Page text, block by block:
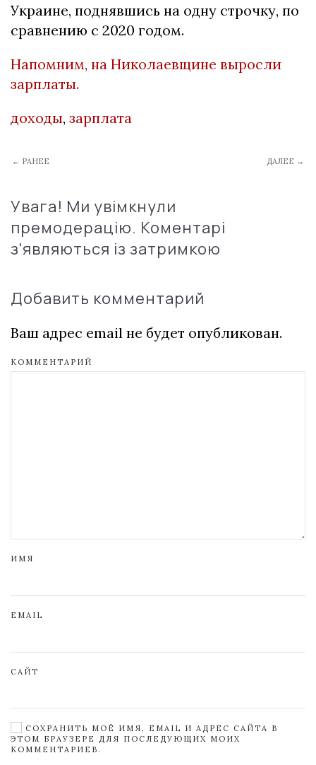
Украине, поднявшись на одну строчку, по
сравнению с 2020 годом.
Напомним, на Николаевщине выросли
зарплаты.
доходы, зарплата
← РАНЕЕ ДАЛЕЕ →
Увага! Ми увімкнули
премодерацію. Коментарі
з'являються із затримкою
Добавить комментарий
Ваш адрес email не будет опубликован.
КОММЕНТАРИЙ
ИМЯ
EMAIL
САЙТ
СОХРАНИТЬ МОЁ ИМЯ, EMAIL И АДРЕС САЙТА В
ЭТОМ БРАУЗЕРЕ ДЛЯ ПОСЛЕДУЮЩИХ МОИХ
КОММЕНТАРИЕВ.